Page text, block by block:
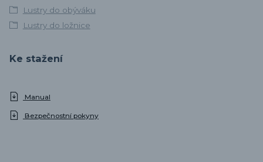
Lustry do obýváku
Lustry do ložnice
Ke stažení
Manual
Bezpečnostní pokyny